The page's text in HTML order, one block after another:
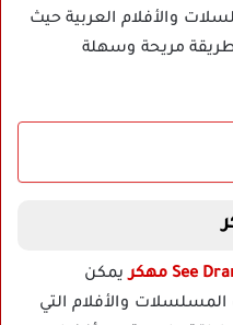
والأفلام العربية حيث
مريحة وسهلة
يمكن
والأفلام التي